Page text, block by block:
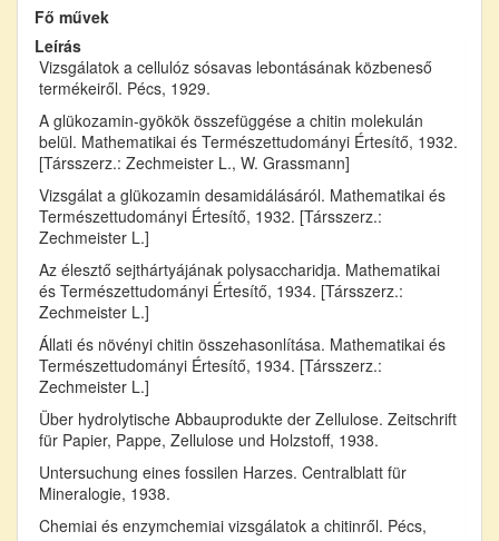
Fő művek
Leírás
Vizsgálatok a cellulóz sósavas lebontásának közbeneső
termékeiről. Pécs, 1929.
A glükozamin-gyökök összefüggése a chitin molekulán
belül. Mathematikai és Természettudományi Értesítő, 1932.
[Társszerz.: Zechmeister L., W. Grassmann]
Vizsgálat a glükozamin desamidálásáról. Mathematikai és
Természettudományi Értesítő, 1932. [Társszerz.:
Zechmeister L.]
Az élesztő sejthártyájának polysaccharidja. Mathematikai
és Természettudományi Értesítő, 1934. [Társszerz.:
Zechmeister L.]
Állati és növényi chitin összehasonlítása. Mathematikai és
Természettudományi Értesítő, 1934. [Társszerz.:
Zechmeister L.]
Über hydrolytische Abbauprodukte der Zellulose. Zeitschrift
für Papier, Pappe, Zellulose und Holzstoff, 1938.
Untersuchung eines fossilen Harzes. Centralblatt für
Mineralogie, 1938.
Chemiai és enzymchemiai vizsgálatok a chitinről. Pécs,